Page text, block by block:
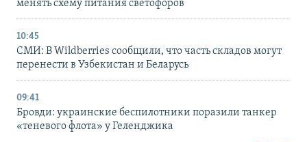
менять схему питания светофоров
10:45
СМИ: В Wildberries сообщили, что часть складов могут
перенести в Узбекистан и Беларусь
09:41
Бровди: украинские беспилотники поразили танкер
«теневого флота» у Геленджика